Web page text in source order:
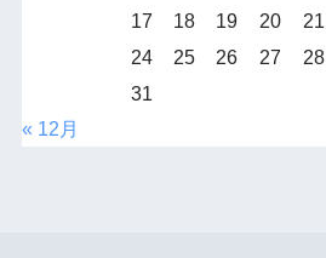
17
18 19 20 21
24
25 26 27 28
31
« 12月